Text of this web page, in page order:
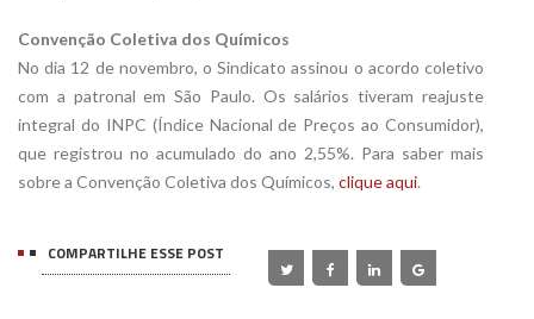
Convenção Coletiva dos Químicos
No dia 12 de novembro, o Sindicato assinou o acordo coletivo
com a patronal em São Paulo. Os salários tiveram reajuste
integral do INPC (Índice Nacional de Preços ao Consumidor),
que registrou no acumulado do ano 2,55%. Para saber mais
sobre a Convenção Coletiva dos Químicos, clique aqui.
COMPARTILHE ESSE POST